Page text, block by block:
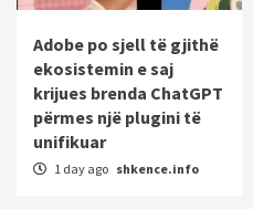
Adobe po sjell të gjithë
ekosistemin e saj
krijues brenda ChatGPT
përmes një plugini të
unifikuar
1 day ago shkence.info